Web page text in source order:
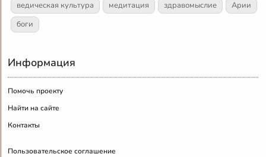
ведическая культура
медитация здравомыслие
Арии
боги
Информация
Помочь проекту
Найти на сайте
Контакты
Пользовательское соглашение